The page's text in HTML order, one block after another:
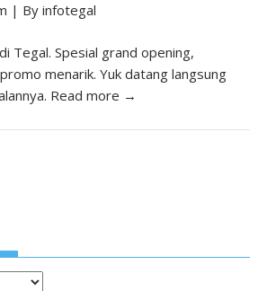
| Byinfotegal
Tegal. Spesial grand opening,
menarik. Yuk datang langsung
Read more →